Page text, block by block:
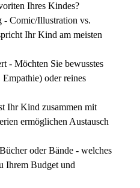
Ihres Kindes?
- Comic/Illustration vs.
Ihr Kind am meisten
- Möchten Sie bewusstes
oder reines
Ihr Kind zusammen mit
ermöglichen Austausch
oder Bände - welches
Ihrem Budget und